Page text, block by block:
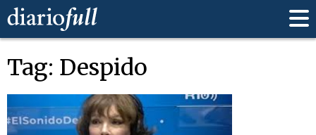
Tag: Despido